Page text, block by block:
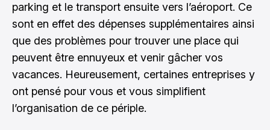
parking et le transport ensuite vers l’aéroport. Ce
sont en effet des dépenses supplémentaires ainsi
que des problèmes pour trouver une place qui
peuvent être ennuyeux et venir gâcher vos
vacances. Heureusement, certaines entreprises y
ont pensé pour vous et vous simplifient
l’organisation de ce périple.